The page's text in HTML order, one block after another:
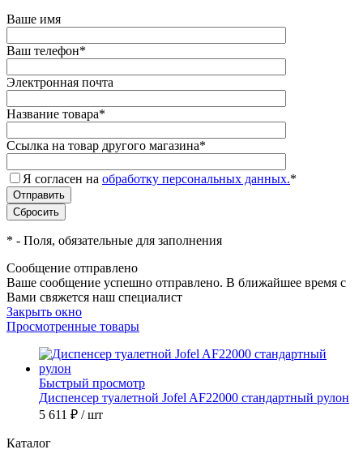
Ваше имя
Ваш телефон*
Электронная почта
Название товара*
Ссылка на товар другого магазина*
Я согласен на обработку персональных данных.*
* - Поля, обязательные для заполнения
Сообщение отправлено
Ваше сообщение успешно отправлено. В ближайшее время с
Вами свяжется наш специалист
Закрыть окно
Просмотренные товары
Быстрый просмотр
Диспенсер туалетной Jofel AF22000 стандартный рулон
5 611 ₽ / шт
Каталог